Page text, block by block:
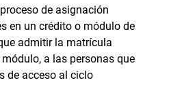
de asignación
en un crédito o módulo de
admitir la matrícula
a las personas que
de acceso al ciclo